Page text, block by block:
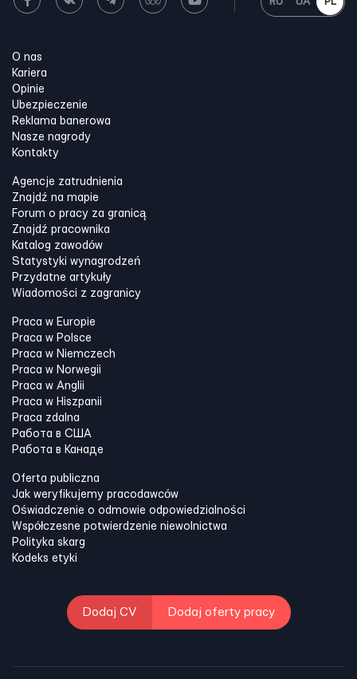
O nas
Kariera
Opinie
Ubezpieczenie
Reklama banerowa
Nasze nagrody
Kontakty
Agencje zatrudnienia
Znajdź na mapie
Forum o pracy za granicą
Znajdź pracownika
Katalog zawodów
Statystyki wynagrodzeń
Przydatne artykuły
Wiadomości z zagranicy
Praca w Europie
Praca w Polsce
Praca w Niemczech
Praca w Norwegii
Praca w Anglii
Praca w Hiszpanii
Praca zdalna
Работа в США
Работа в Канадe
Oferta publiczna
Jak weryfikujemy pracodawców
Oświadczenie o odmowie odpowiedzialności
Współczesne potwierdzenie niewolnictwa
Polityka skarg
Kodeks etyki
Dodaj CV Dodaj oferty pracy